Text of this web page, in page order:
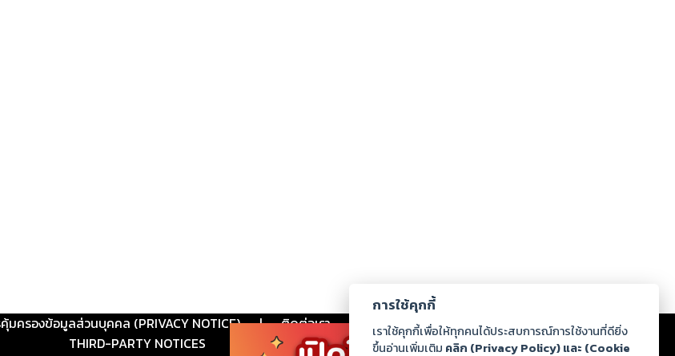
มครองข้อมูลส่วนบุคคล (PRIVACY NOTICE) | ติดต่อเรา ร่วมงานกับเรา ดาวน์โหลด
THIRD-PARTY NOTICES
การใช้คุกกี้
เราใช้คุกกี้เพื่อให้ทุกคนได้ประสบการณ์การใช้งานที่ดียิ่ง
ขึ้นอ่านเพิ่มเติม คลิก (Privacy Policy) และ (Cookie